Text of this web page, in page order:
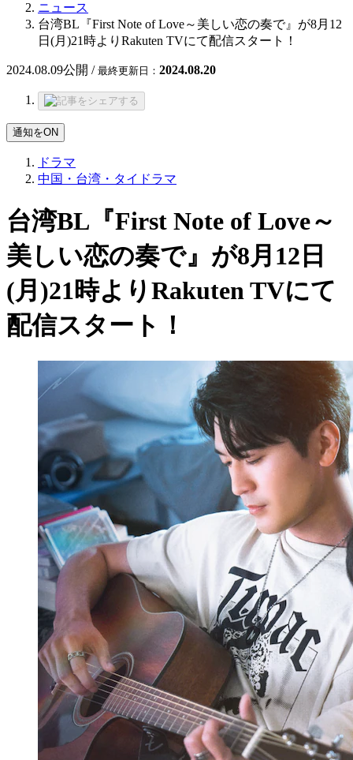
ニュース
台湾BL『First Note of Love～美しい恋の奏で』が8月12
日(月)21時よりRakuten TVにて配信スタート！
2024.08.09公開 / 最終更新日： 2024.08.20
通知をON
ドラマ
中国・台湾・タイドラマ
台湾BL『First Note of Love～
美しい恋の奏で』が8月12日
(月)21時よりRakuten TVにて
配信スタート！